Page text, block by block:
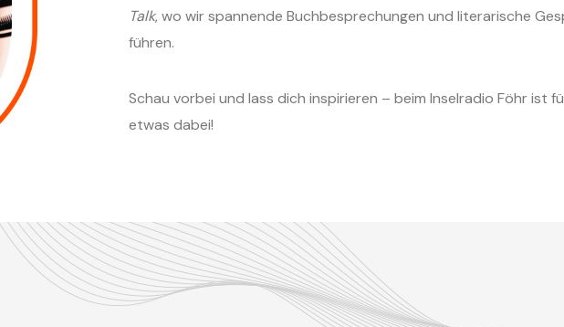
Talk, wo wir spannende Buchbesprechungen und literarische
führen.
Schau vorbei und lass dich inspirieren – beim Inselradio Föhr ist
etwas dabei!